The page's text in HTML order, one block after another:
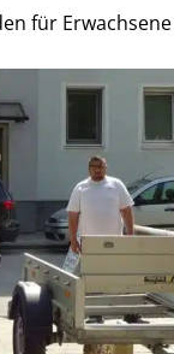
für Erwachsene